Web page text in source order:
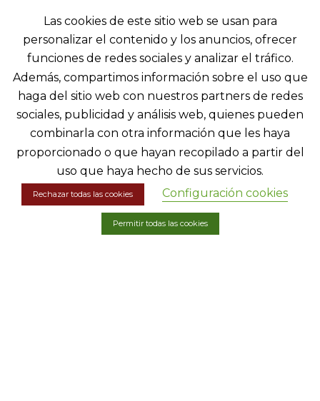
Destilategia
Bixitak
Harremanetan jarri
LEGEZKO INFORMAZIOA
Lege abisua
Las cookies de este sitio web se usan para
personalizar el contenido y los anuncios, ofrecer
funciones de redes sociales y analizar el tráfico.
Además, compartimos información sobre el uso que
haga del sitio web con nuestros partners de redes
sociales, publicidad y análisis web, quienes pueden
combinarla con otra información que les haya
proporcionado o que hayan recopilado a partir del
uso que haya hecho de sus servicios.
Rechazar todas las cookies Configuración cookies
Permitir todas las cookies